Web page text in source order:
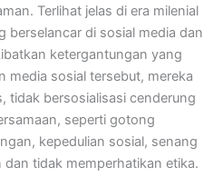
Terlihat jelas di era milenial
berselancar di sosial media dan
ketergantungan yang
media sosial tersebut, mereka
tidak bersosialisasi cenderung
seperti gotong
kepedulian sosial, senang
tidak memperhatikan etika.